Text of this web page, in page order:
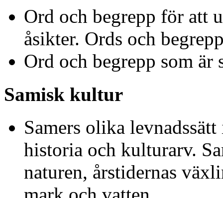
Ord och begrepp för att
åsikter. Ords och
Ord och begrepp som
Samisk kultur
Samers olika
historia och kulturarv.
naturen, årstidernas